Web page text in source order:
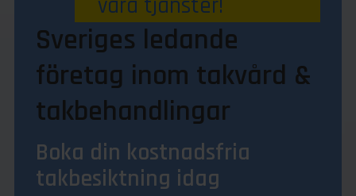
våra tjänster!
Sveriges ledande
företag inom takvård &
takbehandlingar
Boka din kostnadsfria
takbesiktning idag